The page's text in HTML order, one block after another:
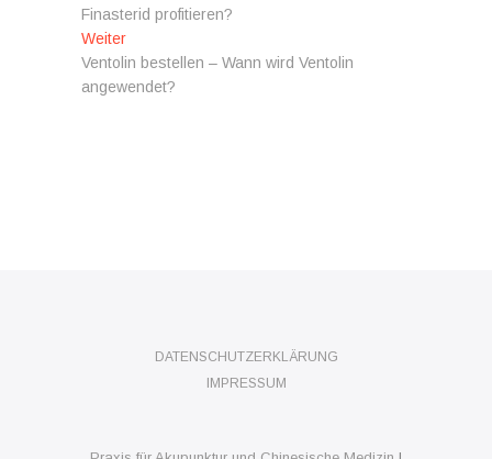
Finasterid profitieren?
WeiterNächster
Beitrag:
Ventolin bestellen – Wann wird Ventolin
angewendet?
DATENSCHUTZERKLÄRUNG
IMPRESSUM